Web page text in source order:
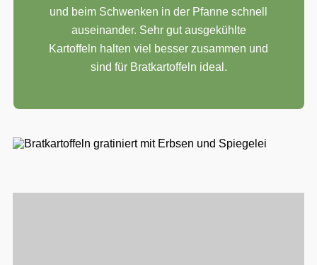
und beim Schwenken in der Pfanne schnell
auseinander. Sehr gut ausgekühlte
Kartoffeln halten viel besser zusammen und
sind für Bratkartoffeln ideal.